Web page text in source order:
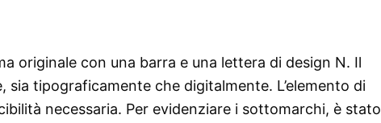
originale con una barra e una lettera di design N. Il
tipograficamente che digitalmente. L’elemento di
necessaria. Per evidenziare i sottomarchi, è stato